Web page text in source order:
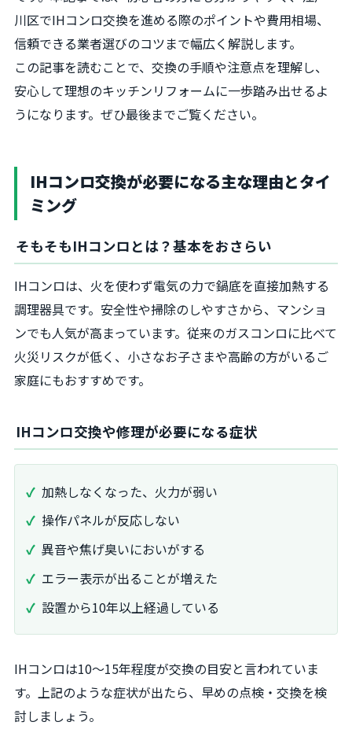
川区でIHコンロ交換を進める際のポイントや費用相場、
信頼できる業者選びのコツまで幅広く解説します。
この記事を読むことで、交換の手順や注意点を理解し、
安心して理想のキッチンリフォームに一歩踏み出せるよ
うになります。ぜひ最後までご覧ください。
IHコンロ交換が必要になる主な理由とタイ
ミング
そもそもIHコンロとは？基本をおさらい
IHコンロは、火を使わず電気の力で鍋底を直接加熱する
調理器具です。安全性や掃除のしやすさから、マンショ
ンでも人気が高まっています。従来のガスコンロに比べて
火災リスクが低く、小さなお子さまや高齢の方がいるご
家庭にもおすすめです。
IHコンロ交換や修理が必要になる症状
加熱しなくなった、火力が弱い
操作パネルが反応しない
異音や焦げ臭いにおいがする
エラー表示が出ることが増えた
設置から10年以上経過している
IHコンロは10～15年程度が交換の目安と言われていま
す。上記のような症状が出たら、早めの点検・交換を検
討しましょう。